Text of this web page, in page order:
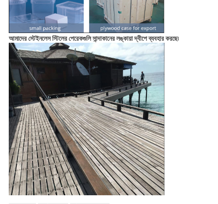
আমাদের স্টেইনলেস স্টিলের পেরেকগুলি সান্দাকানের লঙ্কায়া দ্বীপে ব্যবহার করছে৷